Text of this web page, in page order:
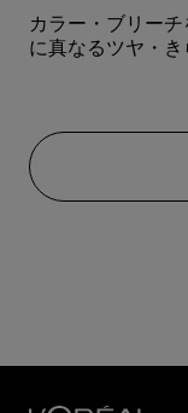
カラー・ブリー
に真なるツヤ・き